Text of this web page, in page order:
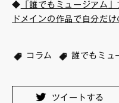
◆ 「誰でもミュージアム
ドメインの作品で自分だ
コラム 誰でもミュ
ツイートする